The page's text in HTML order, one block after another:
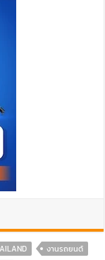
งานรถยนต์